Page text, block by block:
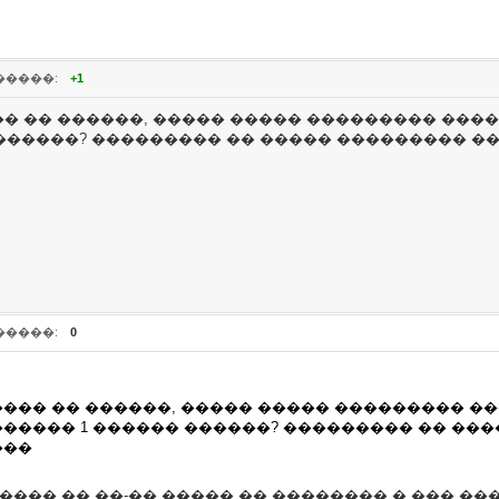
+1
�� ������, ����� ����� ���������
������? ��������� �� ����� ���������
0
�� ������, ����� ����� ���������
1 ������ ������? ��������� ��
�� ��-�� ����� �� �������� � ���